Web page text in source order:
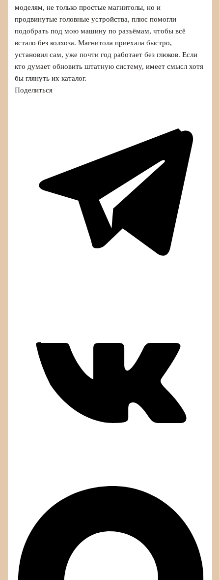
моделям, не только простые магнитолы, но и
продвинутые головные устройства, плюс помогли
подобрать под мою машину по разъёмам, чтобы всё
встало без колхоза. Магнитола приехала быстро,
установил сам, уже почти год работает без глюков. Если
кто думает обновить штатную систему, имеет смысл хотя
бы глянуть их каталог.
Поделиться